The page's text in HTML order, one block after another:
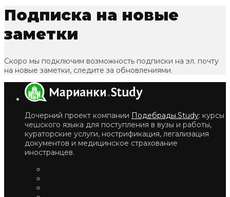
Подписка на новые
заметки
Скоро мы подключим возможность подписки на эл. почту
на новые заметки, следите за обновлениями.
Дочерний проект компании Подебрады.Study: курсы
чешского языка для поступления в вузы и работы,
кураторские услуги, нострификация, легализация
документов и медицинское страхование
иностранцев.